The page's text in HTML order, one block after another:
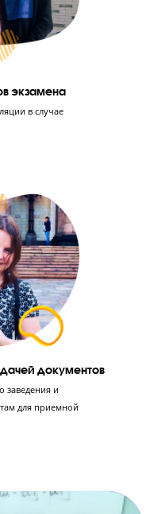
до идеала
50 баллов, если
ошибок. Мы учим
без ошибок